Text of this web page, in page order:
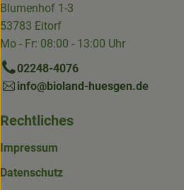
Blumenhof 1-3
53783 Eitorf
Mo - Fr: 08:00 - 13:00 Uhr
02248-4076
info@bioland-huesgen.de
Rechtliches
Impressum
Datenschutz